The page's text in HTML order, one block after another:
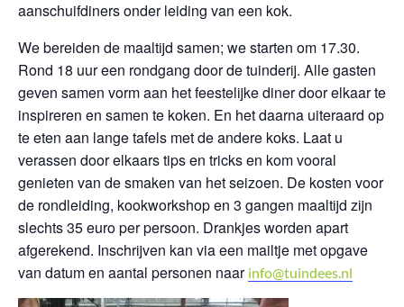
aanschuifdiners onder leiding van een kok.
We bereiden de maaltijd samen; we starten om 17.30.
Rond 18 uur een rondgang door de tuinderij. Alle gasten
geven samen vorm aan het feestelijke diner door elkaar te
inspireren en samen te koken. En het daarna uiteraard op
te eten aan lange tafels met de andere koks. Laat u
verassen door elkaars tips en tricks en kom vooral
genieten van de smaken van het seizoen. De kosten voor
de rondleiding, kookworkshop en 3 gangen maaltijd zijn
slechts 35 euro per persoon. Drankjes worden apart
afgerekend. Inschrijven kan via een mailtje met opgave
van datum en aantal personen naar info@tuindees.nl